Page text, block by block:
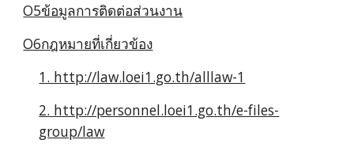
O5ข้อมูลการติดต่อส่วนงาน
O6กฎหมายที่เกี่ยวข้อง
1. http://law.loei1.go.th/alllaw-1
2. http://personnel.loei1.go.th/e-files-
group/law